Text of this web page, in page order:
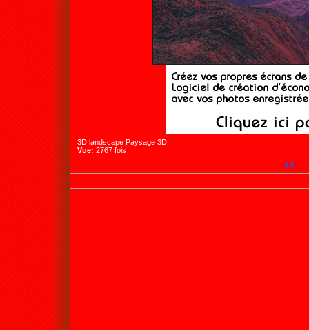
3D landscape Paysage 3D
Vue: 2767 fois